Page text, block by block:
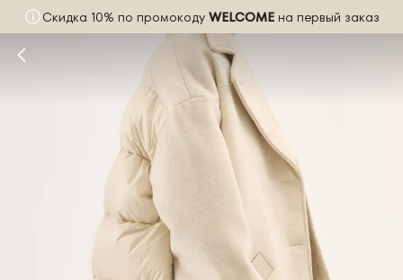
Скидка 10% по промокоду WELCOME на первый заказ